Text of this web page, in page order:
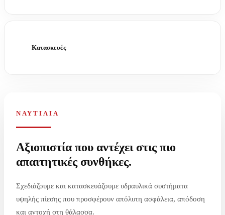
Κατασκευές
ΝΑΥΤΙΛΙΑ
Αξιοπιστία που αντέχει στις πιο
απαιτητικές συνθήκες.
Σχεδιάζουμε και κατασκευάζουμε υδραυλικά συστήματα
υψηλής πίεσης που προσφέρουν απόλυτη ασφάλεια, απόδοση
και αντοχή στη θάλασσα.